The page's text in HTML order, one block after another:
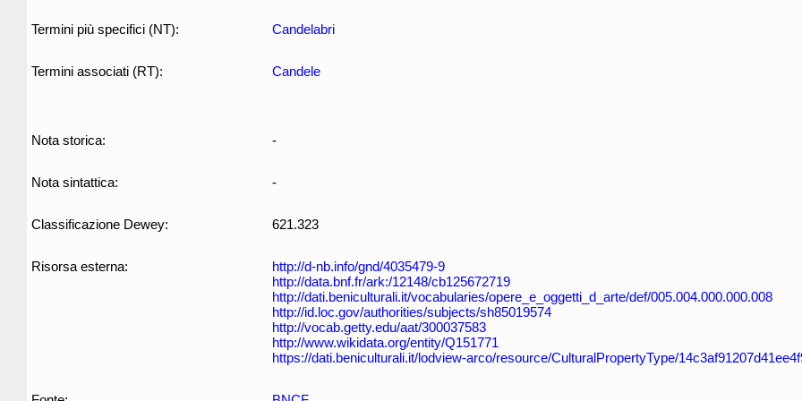
Termini più specifici (NT): Candelabri
Termini associati (RT): Candele
Nota storica: -
Nota sintattica: -
Classificazione Dewey: 621.323
Risorsa esterna:
http://d-nb.info/gnd/4035479-9
http://data.bnf.fr/ark:/12148/cb125672719
http://dati.beniculturali.it/vocabularies/opere_e_oggetti_d_arte/def/005.004.000.000.008
http://id.loc.gov/authorities/subjects/sh85019574
http://vocab.getty.edu/aat/300037583
http://www.wikidata.org/entity/Q151771
https://dati.beniculturali.it/lodview-arco/resource/CulturalPropertyType/